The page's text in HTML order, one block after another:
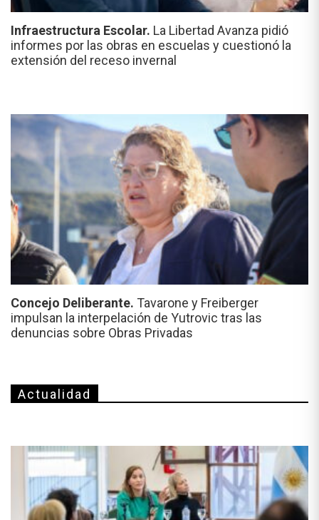
Infraestructura Escolar. La Libertad Avanza pidió
informes por las obras en escuelas y cuestionó la
extensión del receso invernal
Concejo Deliberante. Tavarone y Freiberger
impulsan la interpelación de Yutrovic tras las
denuncias sobre Obras Privadas
Actualidad